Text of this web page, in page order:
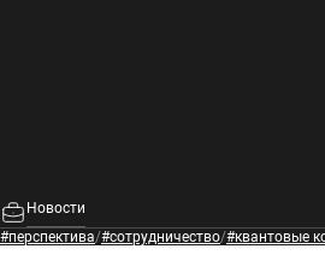
Новости
#перспектива/#сотрудничество/#квантовые